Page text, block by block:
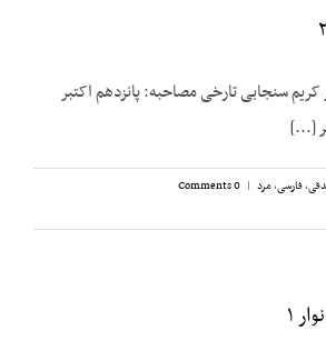
سنجابی تارخی مصاحبه: پانزدهم اکتبر
,فارسی,مرد |
0 Comments
۱